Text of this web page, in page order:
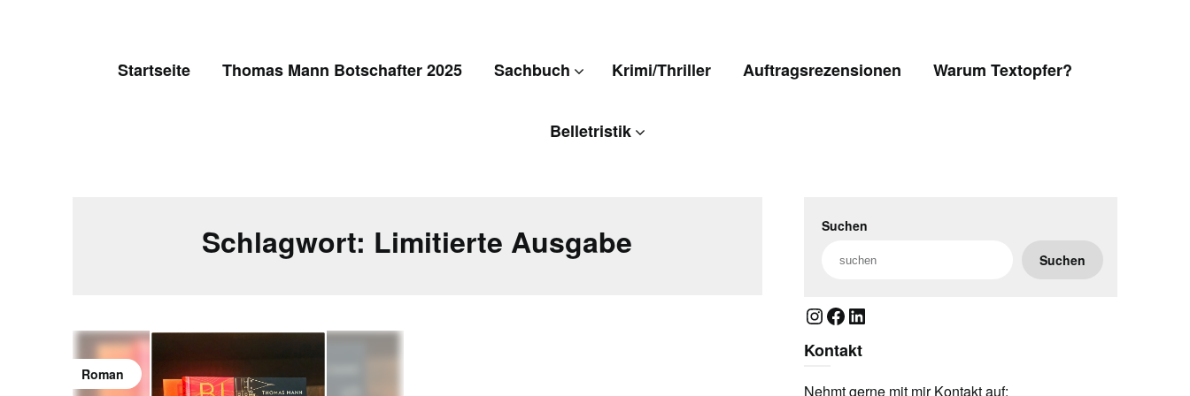
Startseite Thomas Mann Botschafter 2025 Sachbuch Krimi/Thriller Auftragsrezensionen Warum Textopfer?
Belletristik
Schlagwort: Limitierte Ausgabe
Roman
Suchen
Suchen
Instagram
Facebook
LinkedIn
Kontakt
Nehmt gerne mit mir Kontakt auf: